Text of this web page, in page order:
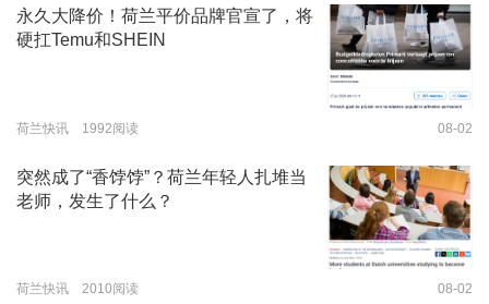
永久大降价！荷兰平价品牌官宣了，将
硬扛Temu和SHEIN
荷兰快讯 1992阅读 08-02
突然成了“香饽饽”？荷兰年轻人扎堆当
老师，发生了什么？
荷兰快讯 2010阅读 08-02